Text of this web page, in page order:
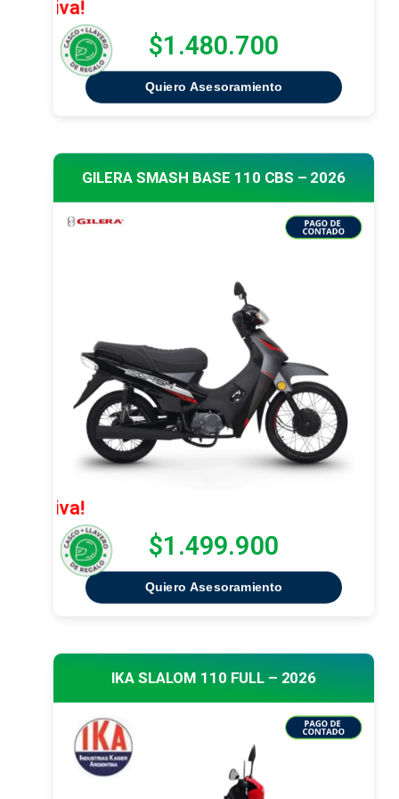
$1.480.700
Quiero Asesoramiento
GILERA SMASH BASE 110 CBS – 2026
$1.499.900
Quiero Asesoramiento
IKA SLALOM 110 FULL – 2026